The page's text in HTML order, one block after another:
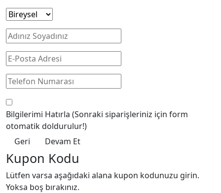
Bilgilerimi Hatırla (Sonraki siparişleriniz için form
otomatik doldurulur!)
Geri
Devam Et
Kupon Kodu
Lütfen varsa aşağıdaki alana kupon kodunuzu girin.
Yoksa boş bırakınız.